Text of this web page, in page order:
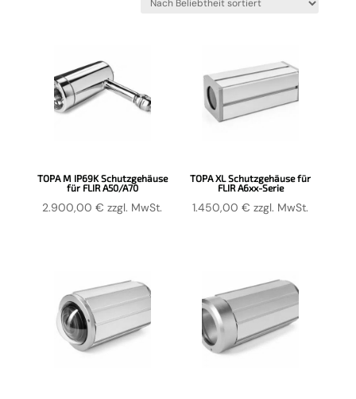
sortiert
TOPA M IP69K Schutzgehäuse
für FLIR A50/A70
2.900,00€ zzgl. MwSt.
TOPA XL Schutzgehäuse für
FLIR A6xx-Serie
1.450,00€ zzgl. MwSt.